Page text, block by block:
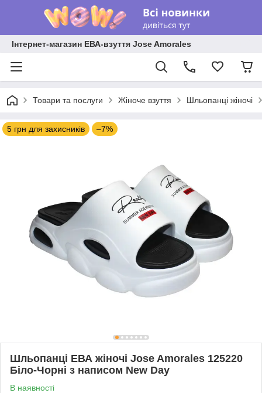
Інтернет-магазин ЕВА-взуття Jose Amorales
Товари та послуги Жіноче взуття Шльопанці жіночі
5 грн для захисників –7%
Шльопанці ЕВА жіночі Jose Amorales 125220
Біло-Чорні з написом New Day
В наявності